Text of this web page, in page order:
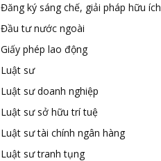
Đăng ký sáng chế, giải pháp hữu ích
Đầu tư nước ngoài
Giấy phép lao động
Luật sư
Luật sư doanh nghiệp
Luật sư sở hữu trí tuệ
Luật sư tài chính ngân hàng
Luật sư tranh tụng